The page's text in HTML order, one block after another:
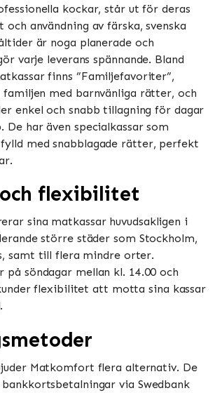
kockar, står ut för deras
användning av färska, svenska
är noga planerade och
varje leverans spännande. Bland
finns ”Familjefavoriter”,
familjen med barnvänliga rätter, och
enkel och snabb tillagning för dagar
De har även specialkassar som
med snabblagade rätter, perfekt
och flexibilitet
sina matkassar huvudsakligen i
större städer som Stockholm,
samt till flera mindre orter.
på söndagar mellan kl. 14.00 och
flexibilitet att motta sina kassar
Matkomfort flera alternativ. De
via Swedbank